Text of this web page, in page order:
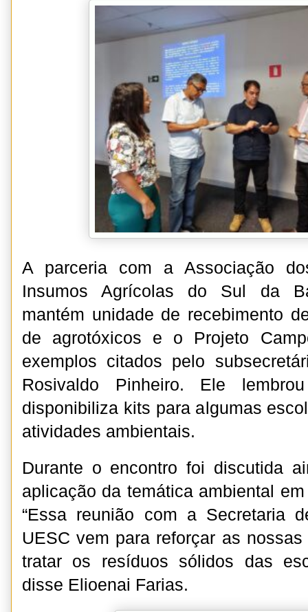
A parceria com a Associação
Insumos Agrícolas do Sul da
mantém unidade de recebimento
de agrotóxicos e o Projeto
exemplos citados pelo
Rosivaldo Pinheiro. Ele
disponibiliza kits para algumas
atividades ambientais.
Durante o encontro foi discutida
aplicação da temática ambiental
“Essa reunião com a Secretaria
UESC vem para reforçar as
tratar os resíduos sólidos das
disse Elioenai Farias.